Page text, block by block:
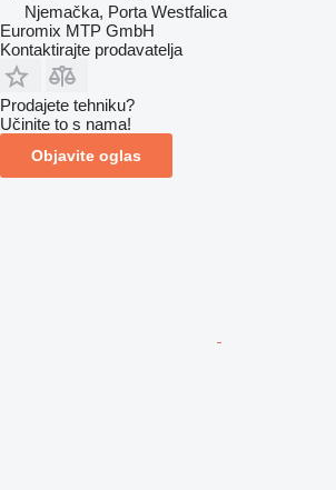
Njemačka, Porta Westfalica
Euromix MTP GmbH
Kontaktirajte prodavatelja
Prodajete tehniku?
Učinite to s nama!
Objavite oglas